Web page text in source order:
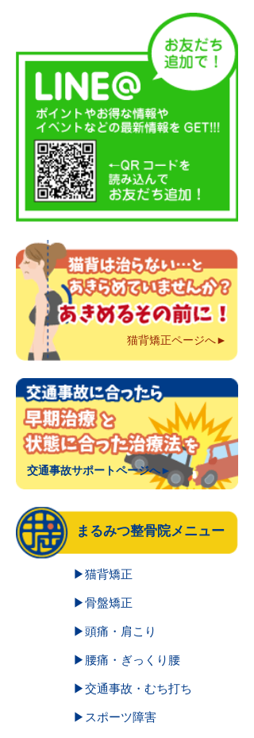
猫背矯正ページへ►
交通事故サポートページへ►
まるみつ整骨院メニュー
▶猫背矯正
▶骨盤矯正
▶頭痛・肩こり
▶腰痛・ぎっくり腰
▶交通事故・むち打ち
▶スポーツ障害